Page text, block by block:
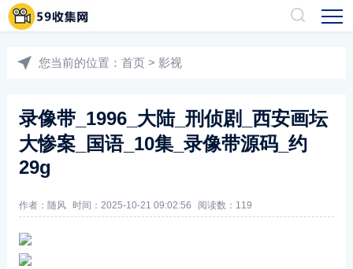
您当前的位置： 首页 > 影视
录像带_1996_大陆_刑侦剧_西安画坛
大惨案_国语_10集_录像带源码_约
29g
作者：随风 时间：2025-10-21 09:02:56 阅读数： 119